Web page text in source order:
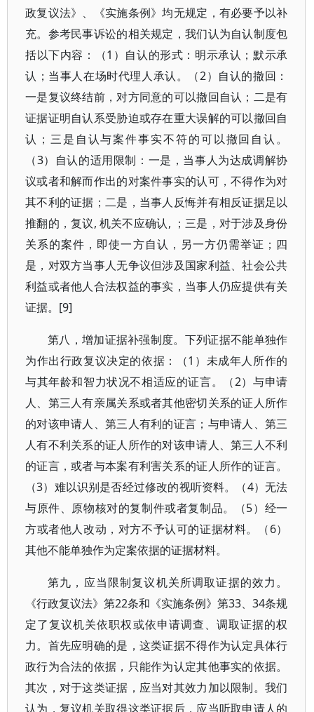
政复议法》、《实施条例》均无规定，有必要予以补
充。参考民事诉讼的相关规定，我们认为自认制度包
括以下内容：（1）自认的形式：明示承认；默示承
认；当事人在场时代理人承认。（2）自认的撤回：
一是复议终结前，对方同意的可以撤回自认；二是有
证据证明自认系受胁迫或存在重大误解的可以撤回自
认；三是自认与案件事实不符的可以撤回自认。
（3）自认的适用限制：一是，当事人为达成调解协
议或者和解而作出的对案件事实的认可，不得作为对
其不利的证据；二是，当事人反悔并有相反证据足以
推翻的，复议, 机关不应确认, ；三是，对于涉及身份
关系的案件，即使一方自认，另一方仍需举证；四
是，对双方当事人无争议但涉及国家利益、社会公共
利益或者他人合法权益的事实，当事人仍应提供有关
证据。[9]
第八，增加证据补强制度。下列证据不能单独作
为作出行政复议决定的依据：（1）未成年人所作的
与其年龄和智力状况不相适应的证言。（2）与申请
人、第三人有亲属关系或者其他密切关系的证人所作
的对该申请人、第三人有利的证言；与申请人、第三
人有不利关系的证人所作的对该申请人、第三人不利
的证言，或者与本案有利害关系的证人所作的证言。
（3）难以识别是否经过修改的视听资料。（4）无法
与原件、原物核对的复制件或者复制品。（5）经一
方或者他人改动，对方不予认可的证据材料。（6）
其他不能单独作为定案依据的证据材料。
第九，应当限制复议机关所调取证据的效力。
《行政复议法》第22条和《实施条例》第33、34条规
定了复议机关依职权或依申请调查、调取证据的权
力。首先应明确的是，这类证据不得作为认定具体行
政行为合法的依据，只能作为认定其他事实的依据。
其次，对于这类证据，应当对其效力加以限制。我们
认为，复议机关取得这类证据后，应当听取申请人的